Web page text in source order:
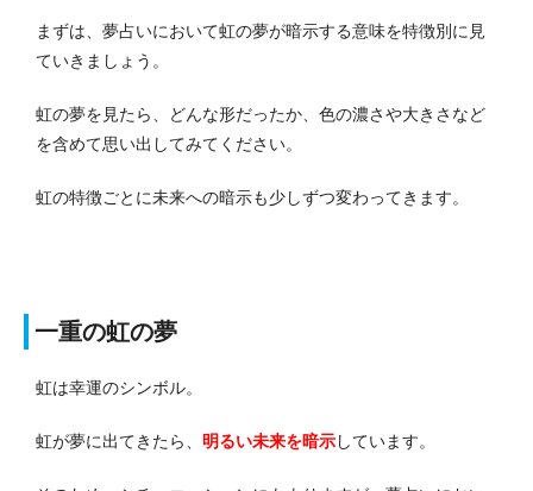
まずは、夢占いにおいて虹の夢が暗示する意味を特徴別に見
ていきましょう。
虹の夢を見たら、どんな形だったか、色の濃さや大きさなど
を含めて思い出してみてください。
虹の特徴ごとに未来への暗示も少しずつ変わってきます。
一重の虹の夢
虹は幸運のシンボル。
虹が夢に出てきたら、 明るい未来を暗示しています。